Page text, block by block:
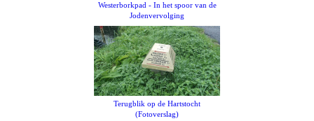
Westerborkpad - In het spoor van de
Jodenvervolging
Terugblik op de Hartstocht
(Fotoverslag)